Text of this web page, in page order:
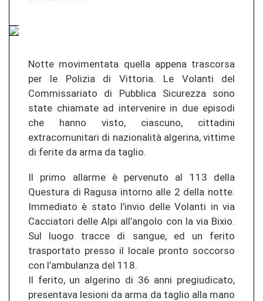
Notte movimentata quella appena trascorsa
per le Polizia di Vittoria. Le Volanti del
Commissariato di Pubblica Sicurezza sono
state chiamate ad intervenire in due episodi
che hanno visto, ciascuno, cittadini
extracomunitari di nazionalità algerina, vittime
di ferite da arma da taglio.
Il primo allarme è pervenuto al 113 della
Questura di Ragusa intorno alle 2 della notte.
Immediato è stato l’invio delle Volanti in via
Cacciatori delle Alpi all’angolo con la via Bixio.
Sul luogo tracce di sangue, ed un ferito
trasportato presso il locale pronto soccorso
con l’ambulanza del 118.
Il ferito, un algerino di 36 anni pregiudicato,
presentava lesioni da arma da taglio alla mano